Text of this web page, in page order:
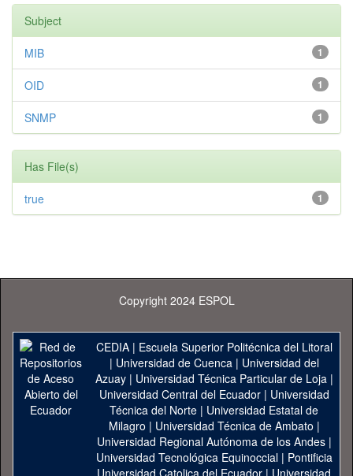
Subject
1
MIB
1
OID
1
SNMP
Has File(s)
1
true
Copyright 2024 ESPOL
CEDIA| Escuela Superior Politécnica del Litoral
| Universidad de Cuenca| Universidad del
Azuay| Universidad Técnica Particular de Loja|
Universidad Central del Ecuador| Universidad
Técnica del Norte | Universidad Estatal de
Milagro | Universidad Técnica de Ambato |
Universidad Regional Autónoma de los Andes|
Universidad Tecnológica Equinoccial| Pontificia
Universidad Catolica del Ecuador | Universidad